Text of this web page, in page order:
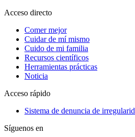
Acceso directo
Comer mejor
Cuidar de mí mismo
Cuido de mi familia
Recursos científicos
Herramientas prácticas
Noticia
Acceso rápido
Sistema de denuncia de
Síguenos en